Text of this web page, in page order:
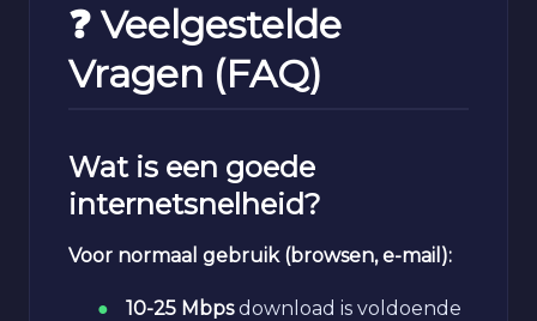
❓ Veelgestelde
Vragen (FAQ)
Wat is een goede
internetsnelheid?
Voor normaal gebruik (browsen, e-mail):
10-25 Mbpsdownload is voldoende